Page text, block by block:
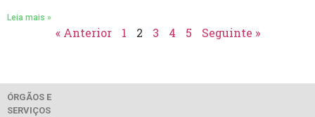
Leia mais »
« Anterior 1 2 3 4 5 Seguinte »
ÓRGÃOS E
SERVIÇOS